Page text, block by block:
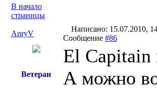
В начало
страницы
AnryV
Написано: 15.07.2010,
Сообщение #86
Ветеран
El Capitain
А можно